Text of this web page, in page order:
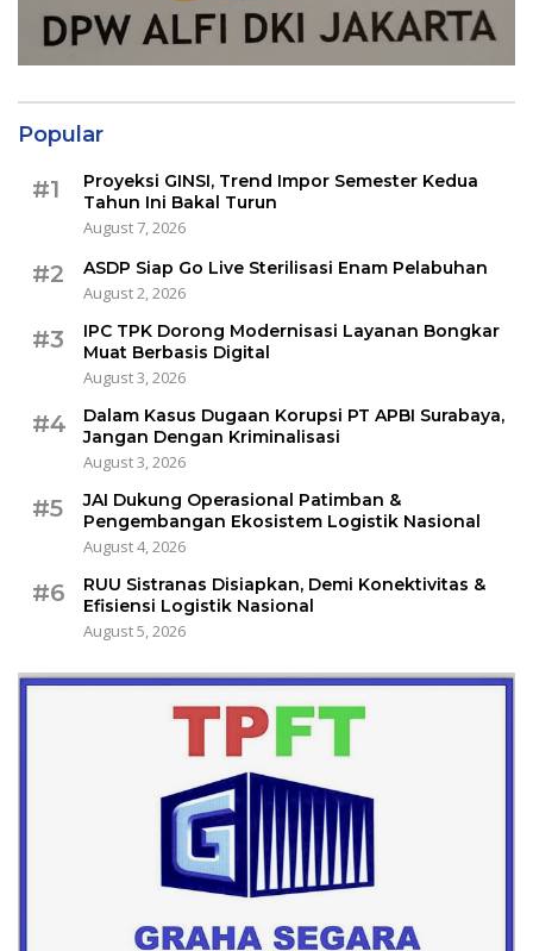
Popular
#1
Proyeksi GINSI, Trend Impor Semester Kedua
Tahun Ini Bakal Turun
August 7, 2026
#2
ASDP Siap Go Live Sterilisasi Enam Pelabuhan
August 2, 2026
#3
IPC TPK Dorong Modernisasi Layanan Bongkar
Muat Berbasis Digital
August 3, 2026
#4
Dalam Kasus Dugaan Korupsi PT APBI Surabaya,
Jangan Dengan Kriminalisasi
August 3, 2026
#5
JAI Dukung Operasional Patimban &
Pengembangan Ekosistem Logistik Nasional
August 4, 2026
#6
RUU Sistranas Disiapkan, Demi Konektivitas &
Efisiensi Logistik Nasional
August 5, 2026